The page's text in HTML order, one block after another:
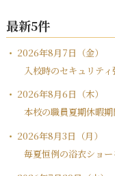
最新5件
2026年8月7日（金）
入校時のセキュリテ
2026年8月6日（木）
本校の職員夏期休暇
2026年8月3日（月）
毎夏恒例の浴衣ショ